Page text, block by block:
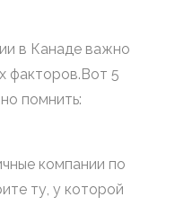
в Канаде важно
факторов.Вот 5
помнить:
компании по
ту, у которой